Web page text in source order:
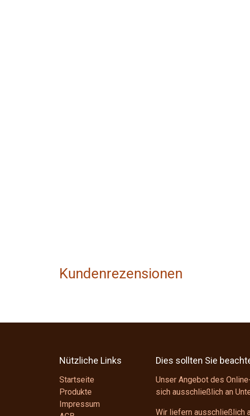
Kundenrezensionen
Nützliche Links
Startseite
Produkte
Impressum
Dies sollten Sie
Unser Angebot des
sich ausschließlich an
Wir liefern ausschließlich